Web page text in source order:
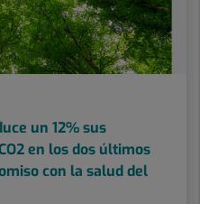
un 12% sus
en los dos últimos
con la salud del